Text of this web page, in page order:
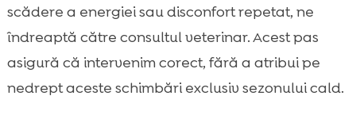
scădere a energiei sau disconfort repetat, ne
îndreaptă către consultul veterinar. Acest pas
asigură că intervenim corect, fără a atribui pe
nedrept aceste schimbări exclusiv sezonului cald.